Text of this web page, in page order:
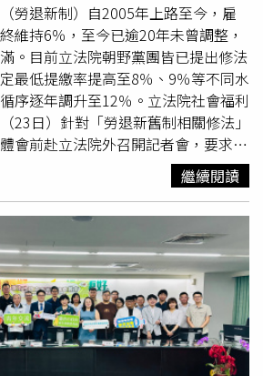
勞退新制）自2005年上路至今，雇
維持6％，至今已逾20年未曾調整，
。目前立法院朝野黨團皆已提出修法
最低提繳率提高至8％、9％等不同水
序逐年調升至12％。立法院社會福利
23日）針對「勞退新舊制相關修法」
會前赴立法院外召開記者會，要求朝
終結勞退新制雇主提繳率20年凍結在
新聞網》報導，五一行動聯盟高喊
年五一勞工大遊行最重要的訴求就是
括提高舊制退休金上限及調升新制雇
示，當年勞退新制上路時，時任勞委
求有、再求好」，因此將雇主最低提
制度已實施超過22年仍未調整，早已
刻。勞團也向立法院朝野黨團喊話，
各黨立委提出的《勞工退休金條例》
法定最低提繳率一步提高至8％或
繼續閱讀